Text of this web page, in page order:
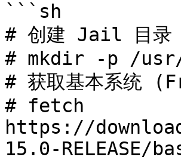
```sh
# 创建 Jail 目录
# mkdir -p /
# 获取基本系统
# fetch
https://
15.0-RELEASE/